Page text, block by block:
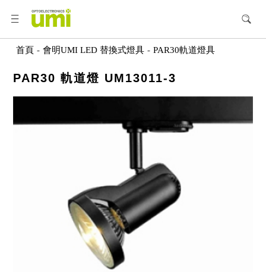
首頁 - 會明UMI LED 替換式燈具 - PAR30軌道燈具
PAR30 軌道燈 UM13011-3